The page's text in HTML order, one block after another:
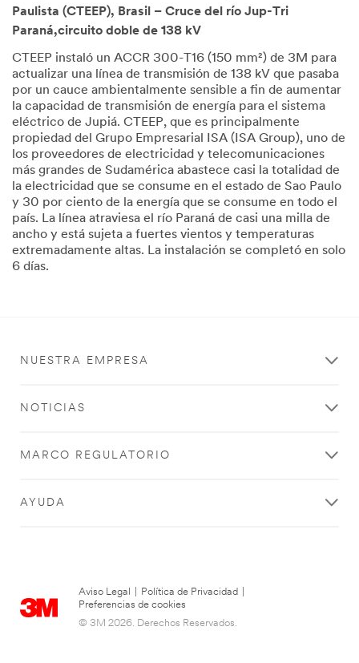
Paulista (CTEEP), Brasil – Cruce del río Jup-Tri
Paraná,circuito doble de 138 kV
CTEEP instaló un ACCR 300-T16 (150 mm²) de 3M para
actualizar una línea de transmisión de 138 kV que pasaba
por un cauce ambientalmente sensible a fin de aumentar
la capacidad de transmisión de energía para el sistema
eléctrico de Jupiá. CTEEP, que es principalmente
propiedad del Grupo Empresarial ISA (ISA Group), uno de
los proveedores de electricidad y telecomunicaciones
más grandes de Sudamérica abastece casi la totalidad de
la electricidad que se consume en el estado de Sao Paulo
y 30 por ciento de la energía que se consume en todo el
país. La línea atraviesa el río Paraná de casi una milla de
ancho y está sujeta a fuertes vientos y temperaturas
extremadamente altas. La instalación se completó en solo
6 días.
NUESTRA EMPRESA
NOTICIAS
MARCO REGULATORIO
AYUDA
Aviso Legal Política de Privacidad
Preferencias de cookies
© 3M 2026. Derechos Reservados.